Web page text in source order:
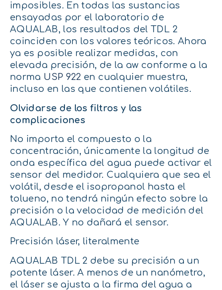
imposibles. En todas las sustancias
ensayadas por el laboratorio de
AQUALAB, los resultados del TDL 2
coinciden con los valores teóricos. Ahora
ya es posible realizar medidas, con
elevada precisión, de la aw conforme a la
norma USP 922 en cualquier muestra,
incluso en las que contienen volátiles.
Olvidarse de los filtros y las
complicaciones
No importa el compuesto o la
concentración, únicamente la longitud de
onda específica del agua puede activar el
sensor del medidor. Cualquiera que sea el
volátil, desde el isopropanol hasta el
tolueno, no tendrá ningún efecto sobre la
precisión o la velocidad de medición del
AQUALAB. Y no dañará el sensor.
Precisión láser, literalmente
AQUALAB TDL 2 debe su precisión a un
potente láser. A menos de un nanómetro,
el láser se ajusta a la firma del agua a